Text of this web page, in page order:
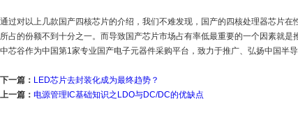
通过对以上几款国产四核芯片的介绍，我们不难发现，国产的四核处理器芯片
所占的份额不到十分之一。而导致国产芯片市场占有率低最重要的一个因素就是
中芯谷作为中国第1家专业国产电子元器件采购平台，致力于推广、弘扬中国半
下一篇： LED芯片去封装化成为最终趋势？
上一篇： 电源管理IC基础知识之LDO与DC/DC的优缺点